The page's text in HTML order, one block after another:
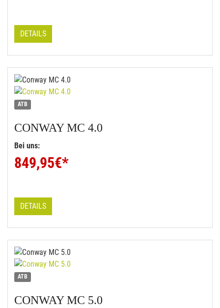
DETAILS
ATB
CONWAYMC 4.0
Bei uns:
849,95€*
DETAILS
ATB
CONWAYMC 5.0